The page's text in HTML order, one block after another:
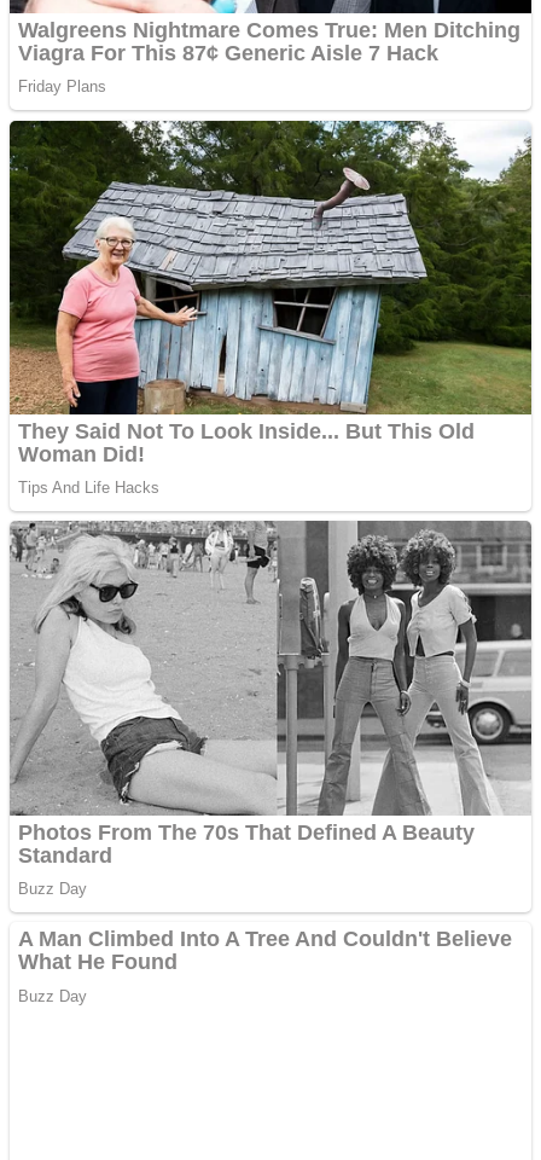
Anchetă incendiară la
Gherla, polițist acuzat de
abuz în serviciu
Covid-19: 755 de cazuri
noi în România
Răcitor de apă CW5000
pentru freze cu laser fără
metale
metale
Cutit cositoare KUHN
Creez aplicatie